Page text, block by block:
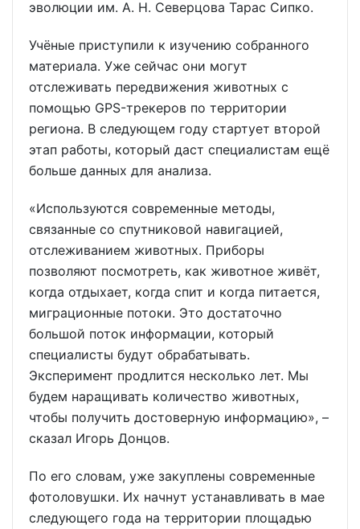
эволюции им. А. Н. Северцова Тарас Сипко.
Учёные приступили к изучению собранного
материала. Уже сейчас они могут
отслеживать передвижения животных с
помощью GPS-трекеров по территории
региона. В следующем году стартует второй
этап работы, который даст специалистам ещё
больше данных для анализа.
«Используются современные методы,
связанные со спутниковой навигацией,
отслеживанием животных. Приборы
позволяют посмотреть, как животное живёт,
когда отдыхает, когда спит и когда питается,
миграционные потоки. Это достаточно
большой поток информации, который
специалисты будут обрабатывать.
Эксперимент продлится несколько лет. Мы
будем наращивать количество животных,
чтобы получить достоверную информацию», –
сказал Игорь Донцов.
По его словам, уже закуплены современные
фотоловушки. Их начнут устанавливать в мае
следующего года на территории площадью